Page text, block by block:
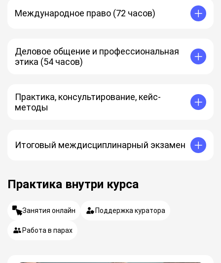
Группы международных организаций, регулирующих
МАИГ
Международное право (72 часов)
История международного права, его науки
Источники международного права
Принципы международного права
Территория
Деловое общение и профессиональная
этика (54 часов)
Коммуникативная компетентность
Деловое общение и этика для руководителей
Практика, консультирование, кейс-
методы
Итоговый междисциплинарный экзамен
Практика внутри курса
Занятия онлайн Поддержка куратора
Работа в парах